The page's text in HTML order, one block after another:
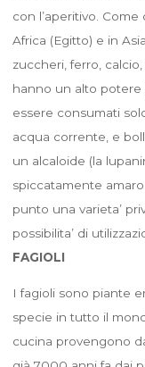
con l’aperitivo.
Africa (Egitto) e in
zuccheri, ferro,
hanno un alto potere
essere consumati
acqua corrente, e
un alcaloide (la
spiccatamente
punto una varieta’
possibilita’ di
FAGIOLI
I fagioli sono piante
specie in tutto il
cucina provengono